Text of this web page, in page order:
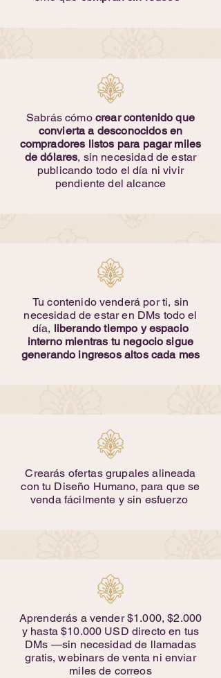
Sabrás cómo crear contenido que
convierta adesconocidos en
compradores listos para pagar miles
de dólares, sin necesidad de estar
publicando todo el día ni vivir
pendiente del alcance
Tu contenido venderá por ti, sin
necesidad de estar en DMs todo el
día, liberando tiempo y espacio
interno mientras tu negocio sigue
generando ingresos altos cada mes
Crearás ofertas grupales alineada
con tu Diseño Humano, para que se
venda fácilmente y sin esfuerzo
Aprenderás a vender $1.000, $2.000
y hasta $10.000 USD directo en tus
DMs —sin necesidad de llamadas
gratis, webinars de venta ni enviar
miles de correos